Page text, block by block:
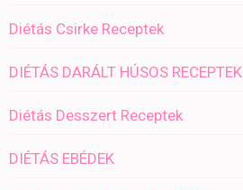
Diétás Csirke Receptek
DIÉTÁS DARÁLT HÚSOS RECEPTEK
Diétás Desszert Receptek
DIÉTÁS EBÉDEK